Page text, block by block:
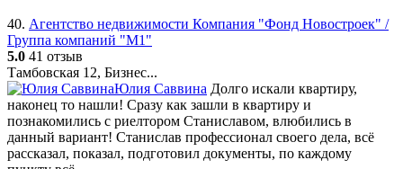
40. Агентство недвижимости Компания "Фонд Новостроек" /
Группа компаний "М1"
5.0 41 отзыв
Тамбовская 12, Бизнес...
Юлия Саввина Долго искали квартиру,
наконец то нашли! Сразу как зашли в квартиру и
познакомились с риелтором Станиславом, влюбились в
данный вариант! Станислав профессионал своего дела, всё
рассказал, показал, подготовил документы, по каждому